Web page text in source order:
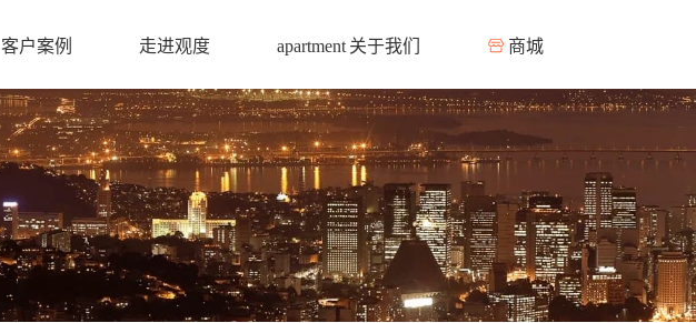
客户案例 走进观度 apartment 关于我们 商城